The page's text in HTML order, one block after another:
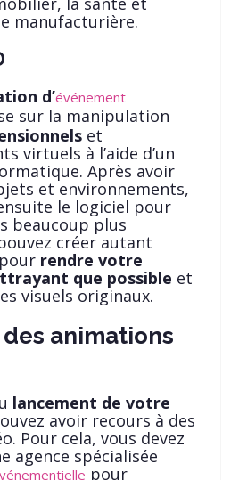
manufacturière.
d’événement
sur la manipulation
et
virtuels à l’aide d’un
Après avoir
et environnements,
le logiciel pour
beaucoup plus
créer autant
pour rendre votre
que possible et
visuels originaux.
animations
lancement de votre
avoir recours à des
Pour cela, vous devez
agence spécialisée
pour